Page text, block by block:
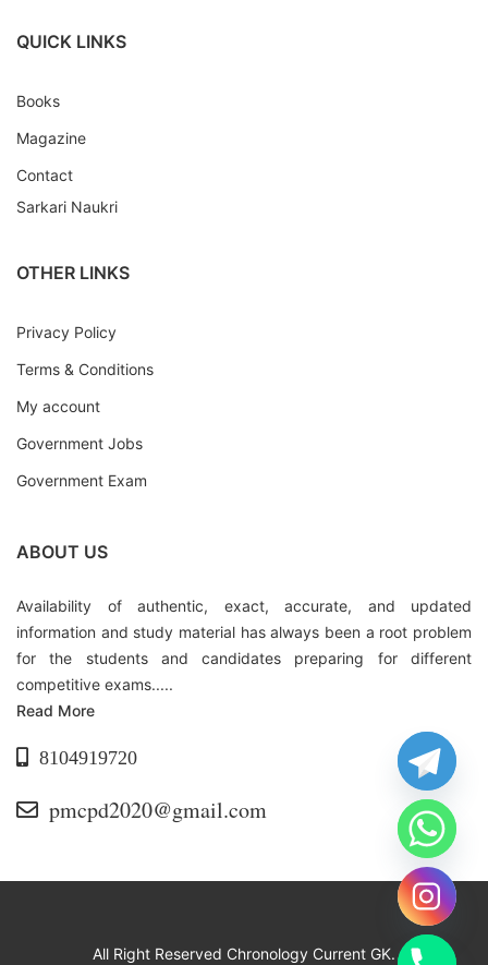
QUICK LINKS
Books
Magazine
Contact
Sarkari Naukri
OTHER LINKS
Privacy Policy
Terms & Conditions
My account
Government Jobs
Government Exam
ABOUT US
Availability of authentic, exact, accurate, and updated
information and study material has always been a root problem
for the students and candidates preparing for different
competitive exams.....
Read More
8104919720
pmcpd2020@gmail.com
All Right Reserved Chronology Current GK.